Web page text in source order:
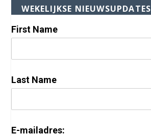
WEKELIJKSE NIEUWSUPDATES
First Name
Last Name
E-mailadres: